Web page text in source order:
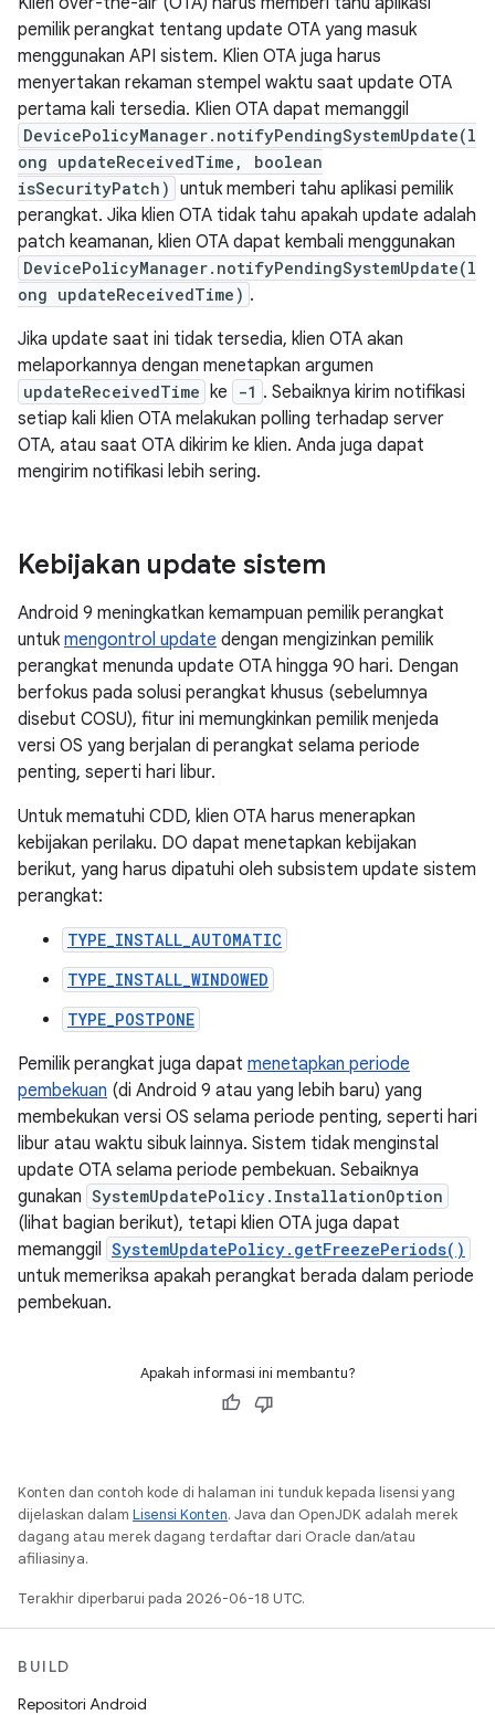
pemilik perangkat tentang update OTA yang masuk
menggunakan API sistem. Klien OTA juga harus
menyertakan rekaman stempel waktu saat update OTA
pertama kali tersedia. Klien OTA dapat memanggil
DevicePolicyManager.notifyPendingSystemUpdate(l
ong updateReceivedTime, boolean
isSecurityPatch) untuk memberi tahu aplikasi pemilik
perangkat. Jika klien OTA tidak tahu apakah update adalah
patch keamanan, klien OTA dapat kembali menggunakan
DevicePolicyManager.notifyPendingSystemUpdate(l
ong updateReceivedTime) .
Jika update saat ini tidak tersedia, klien OTA akan
melaporkannya dengan menetapkan argumen
updateReceivedTime ke -1 . Sebaiknya kirim notifikasi
setiap kali klien OTA melakukan polling terhadap server
OTA, atau saat OTA dikirim ke klien. Anda juga dapat
mengirim notifikasi lebih sering.
Kebijakan update sistem
Android 9 meningkatkan kemampuan pemilik perangkat
untuk mengontrol update dengan mengizinkan pemilik
perangkat menunda update OTA hingga 90 hari. Dengan
berfokus pada solusi perangkat khusus (sebelumnya
disebut COSU), fitur ini memungkinkan pemilik menjeda
versi OS yang berjalan di perangkat selama periode
penting, seperti hari libur.
Untuk mematuhi CDD, klien OTA harus menerapkan
kebijakan perilaku. DO dapat menetapkan kebijakan
berikut, yang harus dipatuhi oleh subsistem update sistem
perangkat:
TYPE_INSTALL_AUTOMATIC
TYPE_INSTALL_WINDOWED
TYPE_POSTPONE
Pemilik perangkat juga dapat menetapkan periode
pembekuan (di Android 9 atau yang lebih baru) yang
membekukan versi OS selama periode penting, seperti hari
libur atau waktu sibuk lainnya. Sistem tidak menginstal
update OTA selama periode pembekuan. Sebaiknya
gunakan SystemUpdatePolicy.InstallationOption
(lihat bagian berikut), tetapi klien OTA juga dapat
memanggil SystemUpdatePolicy.getFreezePeriods()
untuk memeriksa apakah perangkat berada dalam periode
pembekuan.
Apakah informasi ini membantu?
Konten dan contoh kode di halaman ini tunduk kepada lisensi yang
dijelaskan dalam Lisensi Konten. Java dan OpenJDK adalah merek
dagang atau merek dagang terdaftar dari Oracle dan/atau
afiliasinya.
Terakhir diperbarui pada 2026-06-18 UTC.
BUILD
Repositori Android